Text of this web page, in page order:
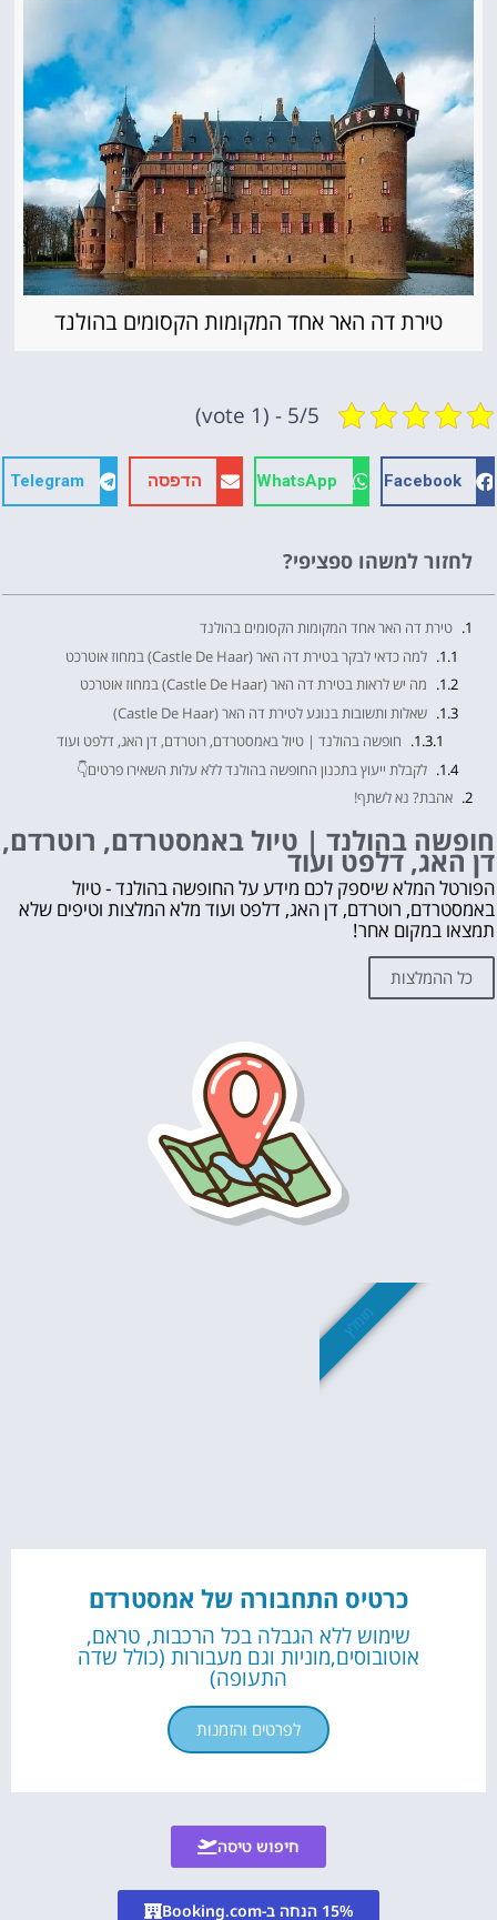
טירת דה האר אחד המקומות הקסומים בהולנד
5/5 - (1 vote)
Facebook
WhatsApp הדפסה Telegram
לחזור למשהו ספציפי?
טירת דה האר אחד המקומות הקסומים בהולנד
למה כדאי לבקר בטירת דה האר (Castle De Haar) במחוז אוטרכט
מה יש לראות בטירת דה האר (Castle De Haar) במחוז אוטרכט
שאלות ותשובות בנוגע לטירת דה האר (Castle De Haar)
חופשה בהולנד | טיול באמסטרדם, רוטרדם, דן האג, דלפט ועוד
לקבלת ייעוץ בתכנון החופשה בהולנד ללא עלות השאירו פרטים👇
אהבת? נא לשתף!
עוד דברים שאסור לפספס 👇
מה לראות ולעשות בהולנד?
לחצו על הכפתור וקבלו את הכל בחינם!
חופשה בהולנד | טיול באמסטרדם, רוטרדם,
דן האג, דלפט ועוד
הפורטל המלא שיספק לכם מידע על החופשה בהולנד - טיול
באמסטרדם, רוטרדם, דן האג, דלפט ועוד מלא המלצות וטיפים שלא
תמצאו במקום אחר!
כל ההמלצות
כרטיס התחבורה של אמסטרדם
שימוש ללא הגבלה בכל הרכבות, טראם,
אוטובוסים,מוניות וגם מעבורות (כולל שדה
התעופה)
לפרטים והזמנות
מומלץ
חיפוש טיסה
15% הנחה ב-Booking.com